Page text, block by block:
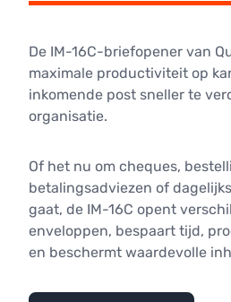
De IM-16C-briefopener van
maximale productiviteit op
inkomende post sneller te
organisatie.
Of het nu om cheques,
betalingsadviezen of
gaat, de IM-16C opent
enveloppen, bespaart tijd,
en beschermt waardevolle